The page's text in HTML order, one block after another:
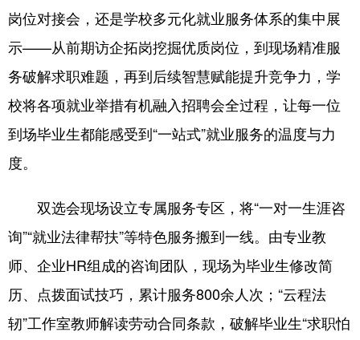
地方频道
吉林 上海 江苏
浙江 安徽 福建 江西
四川 贵州 云南 西藏
陕西 甘肃 青海 宁夏
新疆 内蒙古 黑龙江
岗位对接会，还是学校多元化就业服务体系的集中展
示——从前期访企拓岗挖掘优质岗位，到现场精准服
务破解求职难题，再到后续智慧赋能提升竞争力，学
校将各项就业举措有机融入招聘会全过程，让每一位
到场毕业生都能感受到“一站式”就业服务的温度与力
度。
双选会现场设立专属服务专区，将“一对一生涯咨
询”“就业法律帮扶”等特色服务搬到一线。由专业教
师、企业HR组成的咨询团队，现场为毕业生修改简
历、点拨面试技巧，累计服务800余人次；“云程法
轫”工作室教师解读劳动合同条款，破解毕业生“求职怕